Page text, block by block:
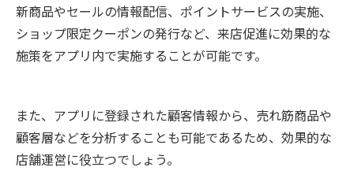
新商品やセールの情報配信、ポイントサービスの実施、
ショップ限定クーポンの発行など、来店促進に効果的な
施策をアプリ内で実施することが可能です。
また、アプリに登録された顧客情報から、売れ筋商品や
顧客層などを分析することも可能であるため、効果的な
店舗運営に役立つでしょう。